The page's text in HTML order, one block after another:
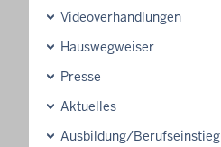
Videoverhandlungen
Hauswegweiser
Presse
Aktuelles
Ausbildung/Berufseinstieg